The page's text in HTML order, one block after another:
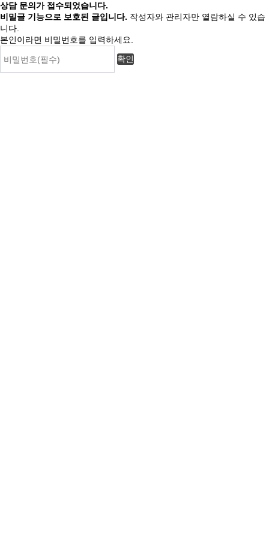
상담 문의가 접수되었습니다.
비밀글 기능으로 보호된 글입니다. 작성자와 관리자만 열람하실 수 있습
니다.
본인이라면 비밀번호를 입력하세요.